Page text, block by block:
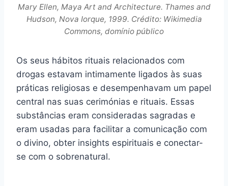
Mary Ellen, Maya Art and Architecture. Thames and
Hudson, Nova Iorque, 1999. Crédito: Wikimedia
Commons, domínio público
Os seus hábitos rituais relacionados com
drogas estavam intimamente ligados às suas
práticas religiosas e desempenhavam um papel
central nas suas cerimónias e rituais. Essas
substâncias eram consideradas sagradas e
eram usadas para facilitar a comunicação com
o divino, obter insights espirituais e conectar-
se com o sobrenatural.